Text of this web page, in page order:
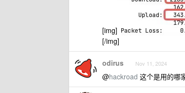
[img]
[/img]
odirus Nov 11, 2024
@hackroad 这个是用的哪